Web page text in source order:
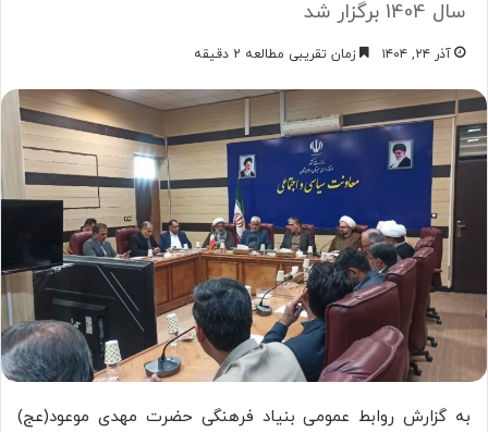
سال 1404 برگزار شد
آذر ۲۴, ۱۴۰۴ زمان تقریبی مطالعه 2 دقیقه
به گزارش روابط عمومی بنیاد فرهنگی حضرت مهدی موعود(عج)